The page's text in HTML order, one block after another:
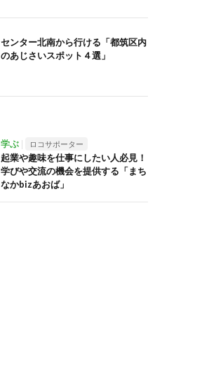
センター北南から行ける「都筑区内
のあじさいスポット４選」
学ぶ ロコサポーター
起業や趣味を仕事にしたい人必見！
学びや交流の機会を提供する「まち
なかbizあおば」